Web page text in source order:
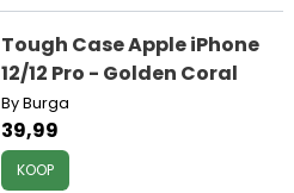
Tough Case Apple iPhone
12/12 Pro - Golden Coral
By Burga
39,99
KOOP